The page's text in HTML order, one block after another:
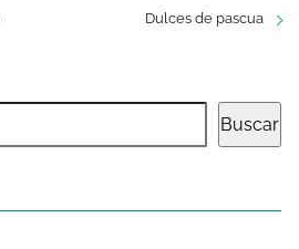
Dulces de pascua
Buscar